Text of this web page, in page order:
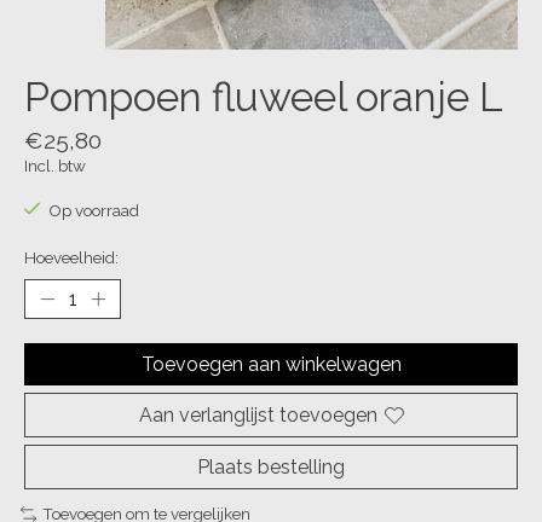
Pompoen fluweel oranje L
€25,80
Incl. btw
Op voorraad
Hoeveelheid:
Toevoegen aan winkelwagen
Aan verlanglijst toevoegen
Plaats bestelling
Toevoegen om te vergelijken